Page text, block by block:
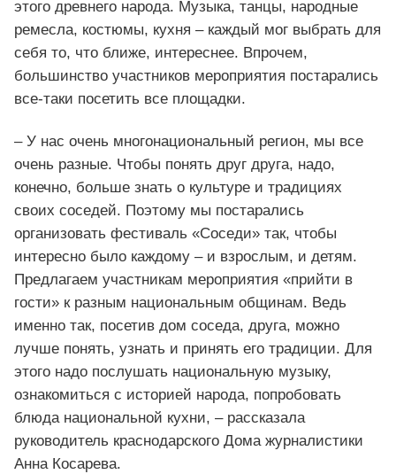
этого древнего народа. Музыка, танцы, народные
ремесла, костюмы, кухня – каждый мог выбрать для
себя то, что ближе, интереснее. Впрочем,
большинство участников мероприятия постарались
все-таки посетить все площадки.
– У нас очень многонациональный регион, мы все
очень разные. Чтобы понять друг друга, надо,
конечно, больше знать о культуре и традициях
своих соседей. Поэтому мы постарались
организовать фестиваль «Соседи» так, чтобы
интересно было каждому – и взрослым, и детям.
Предлагаем участникам мероприятия «прийти в
гости» к разным национальным общинам. Ведь
именно так, посетив дом соседа, друга, можно
лучше понять, узнать и принять его традиции. Для
этого надо послушать национальную музыку,
ознакомиться с историей народа, попробовать
блюда национальной кухни, – рассказала
руководитель краснодарского Дома журналистики
Анна Косарева.